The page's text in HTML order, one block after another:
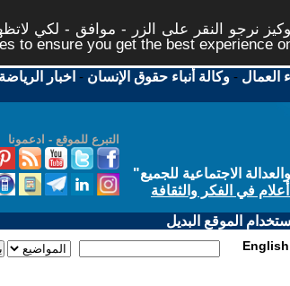
نرجو النقر على الزر - موافق - لكي
to ensure you get the best experience
العمال -وكالة أنباء حقوق الإنسان - اخبار الرياضة
التبرع للموقع - ادعمونا
الاجتماعية للجميع"
في الفكر والثقافة
الموقع البديل
English